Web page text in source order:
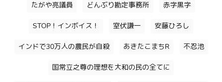
たがや亮議員 どんぶり勘定事務所 赤字黒字
STOP！インボイス！ 室伏謙一 安藤ひろし
インドで30万人の農民が自殺 あきたこまちR 不忍池
国常立之尊の理想を大和の民の全てに